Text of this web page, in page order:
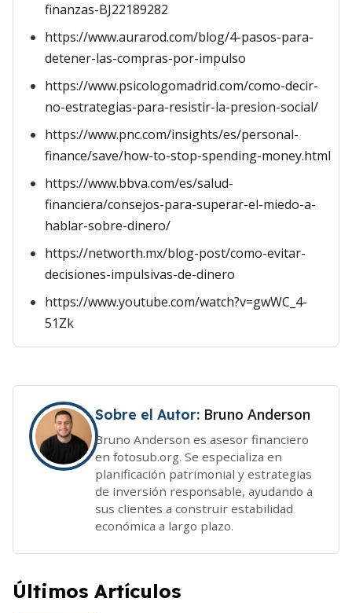
finanzas-BJ22189282
https://www.aurarod.com/blog/4-pasos-para-
detener-las-compras-por-impulso
https://www.psicologomadrid.com/como-decir-
no-estrategias-para-resistir-la-presion-social/
https://www.pnc.com/insights/es/personal-
finance/save/how-to-stop-spending-money.html
https://www.bbva.com/es/salud-
financiera/consejos-para-superar-el-miedo-a-
hablar-sobre-dinero/
https://networth.mx/blog-post/como-evitar-
decisiones-impulsivas-de-dinero
https://www.youtube.com/watch?v=gwWC_4-
51Zk
Sobre el Autor: Bruno Anderson
Bruno Anderson es asesor financiero
en fotosub.org. Se especializa en
planificación patrimonial y estrategias
de inversión responsable, ayudando a
sus clientes a construir estabilidad
económica a largo plazo.
Últimos Artículos